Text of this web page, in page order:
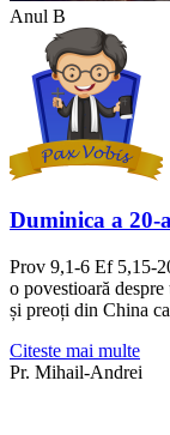
Anul B
Duminica a 20-
Prov 9,1-6 Ef 5,15-
o povestioară
și preoți din China
Citeste mai multe
Pr. Mihail-Andrei